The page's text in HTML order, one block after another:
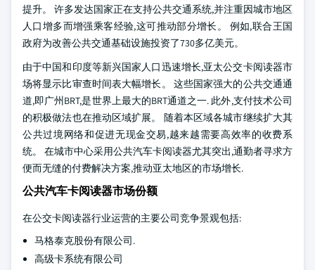
提升。 许多发达国家正在支持公共交通系统,并注重因城市地区
人口增多而增强乘客经验,这可推动部分增长。 例如,联合王国
政府为改善公共交通基础设施投资了730多亿美元。
由于中国和印度等新兴国家人口迅速增长,亚太公交卡阅读器市
场将显示比审查时间表大幅增长。 这些国家强大的公共交通通
道,即广州BRT,是世界上最大的BRT通道之一. 此外,支付技术公司
的积极做法也在推动区域扩展。 随着本区域各城市继续扩大其
公共过境网络和促进无现金交易,越来越需要高效率的收费系
统。 在城市中心采用公共汽车卡阅读器尤其突出,通勤者寻求方
便而无缝的付费解决方案,推动亚太地区的市场增长.
公共汽车卡阅读器市场份额
在公交卡阅读器行业运营的主要公司竞争景观包括:
马格泰克股份有限公司.
高级卡系统有限公司